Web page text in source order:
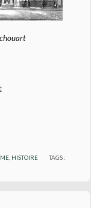
, HISTOIRE
TAGS :